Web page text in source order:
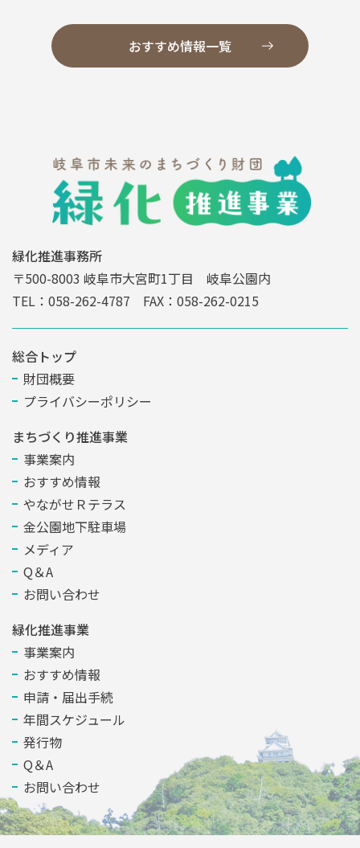
おすすめ情報一覧
緑化推進事務所
〒500-8003 岐阜市大宮町1丁目 岐阜公園内
TEL：058-262-4787 FAX：058-262-0215
総合トップ
財団概要
プライバシーポリシー
まちづくり推進事業
事業案内
おすすめ情報
やながせＲテラス
金公園地下駐車場
メディア
Q＆A
お問い合わせ
緑化推進事業
事業案内
おすすめ情報
申請・届出手続
年間スケジュール
発行物
Q＆A
お問い合わせ